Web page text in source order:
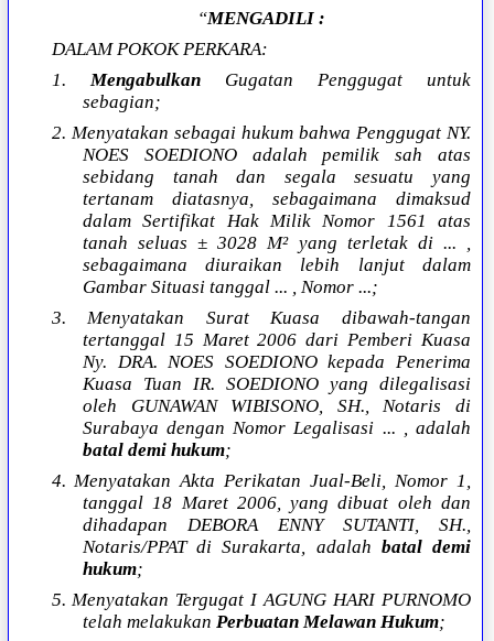
“MENGADILI :
DALAM POKOK PERKARA:
1.MengabulkanGugatan Penggugat untuk
sebagian;
2. Menyatakan sebagai hukum bahwa Penggugat NY.
NOES SOEDIONO adalah pemilik sah atas
sebidang tanah dan segala sesuatu yang
tertanam diatasnya, sebagaimana dimaksud
dalam Sertifikat Hak Milik Nomor 1561 atas
tanah seluas ± 3028 M² yang terletak di ... ,
sebagaimana diuraikan lebih lanjut dalam
Gambar Situasi tanggal ... , Nomor ...;
3. Menyatakan Surat Kuasa dibawah-tangan
tertanggal 15 Maret 2006 dari Pemberi Kuasa
Ny. DRA. NOES SOEDIONO kepada Penerima
Kuasa Tuan IR. SOEDIONO yang dilegalisasi
oleh GUNAWAN WIBISONO, SH., Notaris di
Surabaya dengan Nomor Legalisasi ... , adalah
batal demi hukum;
4. Menyatakan Akta Perikatan Jual-Beli, Nomor 1,
tanggal 18 Maret 2006, yang dibuat oleh dan
dihadapan DEBORA ENNY SUTANTI, SH.,
Notaris/PPAT di Surakarta, adalah batal demi
hukum;
5. Menyatakan Tergugat I AGUNG HARI PURNOMO
telah melakukan Perbuatan Melawan Hukum;